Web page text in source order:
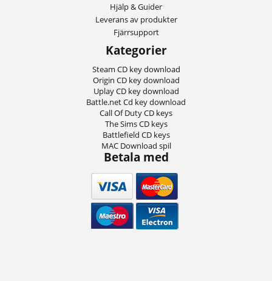
Hjälp & Guider
Leverans av produkter
Fjärrsupport
Kategorier
Steam CD key download
Origin CD key download
Uplay CD key download
Battle.net Cd key download
Call Of Duty CD keys
The Sims CD keys
Battlefield CD keys
MAC Download spil
Betala med